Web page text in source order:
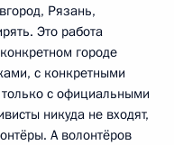
Рязань,
Это работа
городе
с конкретными
с официальными
никуда не входят,
А волонтёров